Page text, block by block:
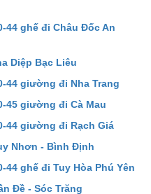
44 ghế đi Châu Đốc An
Diệp Bạc Liêu
44 giường đi Nha Trang
45 giường đi Cà Mau
44 giường đi Rạch Giá
Nhơn - Bình Định
ghế đi Tuy Hòa Phú Yên
Đề - Sóc Trăng